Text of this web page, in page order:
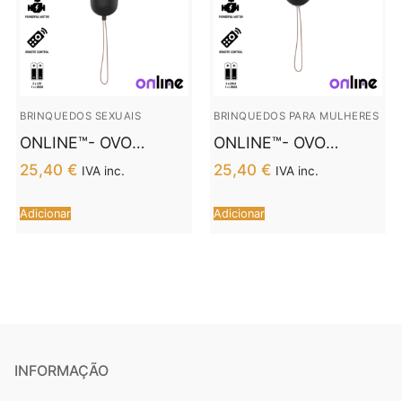
BRINQUEDOS SEXUAIS
ONLINE™- OVO
VIBRANTE COM
CONTROLE REMOTO
M PRETO
25,40 € IVA inc.
Adicionar
BRINQUEDOS PARA MULHERES
ONLINE™- OVO
VIBRANTE COM
CONTROLE REMOTO
S PRETO
25,40 € IVA inc.
Adicionar
INFORMAÇÃO